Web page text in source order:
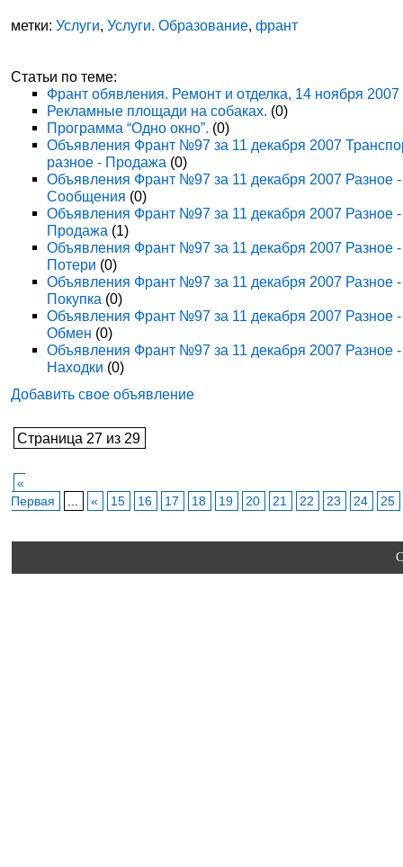
метки:Услуги,Услуги. Образование,франт
Статьи по теме:
Франт обявления. Ремонт и отделка, 14 ноября 2007
Рекламные площади на собаках. (0)
Программа “Одно окно”. (0)
Объявления Франт №97 за 11 декабря 2007
разное - Продажа (0)
Объявления Франт №97 за 11 декабря 2007 Разное -
Сообщения (0)
Объявления Франт №97 за 11 декабря 2007 Разное -
Продажа (1)
Объявления Франт №97 за 11 декабря 2007 Разное -
Потери (0)
Объявления Франт №97 за 11 декабря 2007 Разное -
Покупка (0)
Объявления Франт №97 за 11 декабря 2007 Разное -
Обмен (0)
Объявления Франт №97 за 11 декабря 2007 Разное -
Находки (0)
Добавить свое объявление
Страница 27 из 29
«
Первая
« 15 16 17 18 19 20 21 22 23 24 25